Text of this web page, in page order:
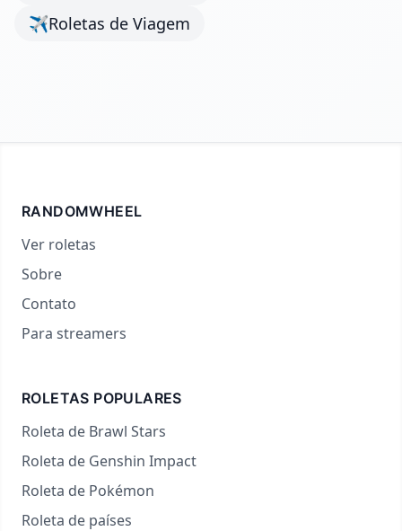
✈️Roletas de Viagem
RANDOMWHEEL
Ver roletas
Sobre
Contato
Para streamers
ROLETAS POPULARES
Roleta de Brawl Stars
Roleta de Genshin Impact
Roleta de Pokémon
Roleta de países